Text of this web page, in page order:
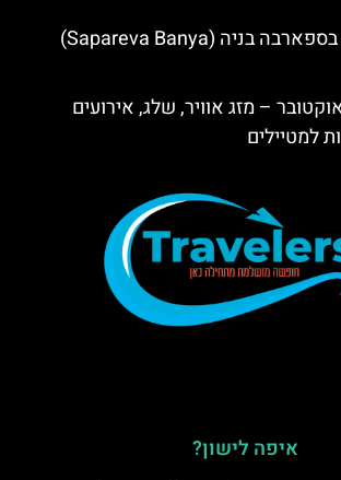
בריכות תרמיות בספארבה בניה (Sapareva Banya)
– מזג אוויר, שלג, אירועים
למטיילים
איפה לישון?